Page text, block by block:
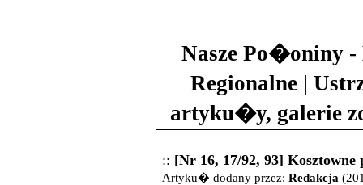
Nasze Po�oniny -
Regionalne |
artyku�y, galerie
:: [Nr 16, 17/92, 93] Kosztowne
Artyku� dodany przez: Redakcja